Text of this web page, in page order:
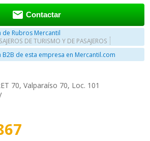
 Contactar
Rubros Mercantil
DE TURISMO Y DE PASAJEROS
de esta empresa en Mercantil.com
70, Valparaíso 70, Loc. 101